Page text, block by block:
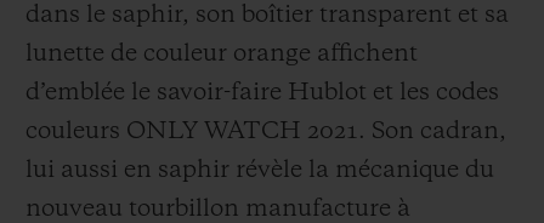
dans le saphir, son boîtier transparent et sa
lunette de couleur orange affichent
d’emblée le savoir-faire Hublot et les codes
couleurs ONLY WATCH 2021. Son cadran,
lui aussi en saphir révèle la mécanique du
nouveau tourbillon manufacture à